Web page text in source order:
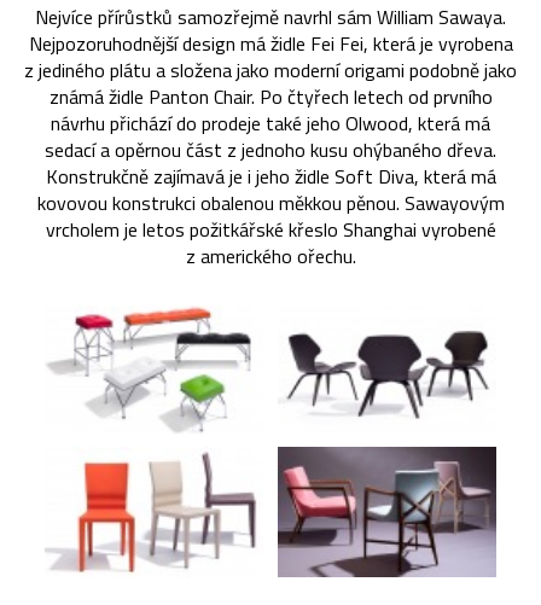
Nejvíce přírůstků samozřejmě navrhl sám William Sawaya.
Nejpozoruhodnější design má židle Fei Fei, která je vyrobena
z jediného plátu a složena jako moderní origami podobně jako
známá židle Panton Chair. Po čtyřech letech od prvního
návrhu přichází do prodeje také jeho Olwood, která má
sedací a opěrnou část z jednoho kusu ohýbaného dřeva.
Konstrukčně zajímavá je i jeho židle Soft Diva, která má
kovovou konstrukci obalenou měkkou pěnou. Sawayovým
vrcholem je letos požitkářské křeslo Shanghai vyrobené
z amerického ořechu.